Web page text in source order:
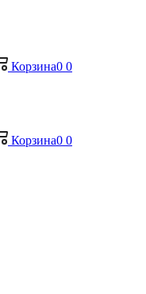
Корзина0 0
Корзина0 0